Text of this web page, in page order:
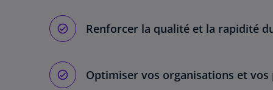
Renforcer la qualité et la rapidité
Optimiser vos organisations et